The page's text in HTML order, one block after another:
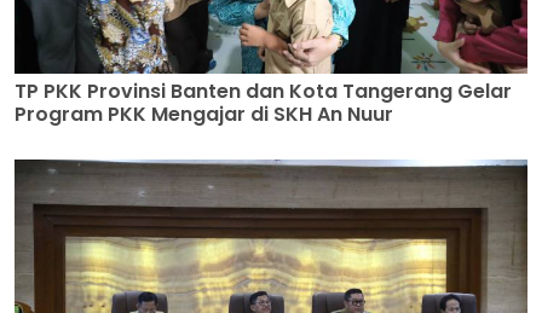
TP PKK Provinsi Banten dan Kota Tangerang Gelar
Program PKK Mengajar di SKH An Nuur